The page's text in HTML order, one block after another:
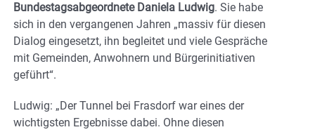
Bundestagsabgeordnete Daniela Ludwig. Sie habe
sich in den vergangenen Jahren „massiv für diesen
Dialog eingesetzt, ihn begleitet und viele Gespräche
mit Gemeinden, Anwohnern und Bürgerinitiativen
geführt“.
Ludwig: „Der Tunnel bei Frasdorf war eines der
wichtigsten Ergebnisse dabei. Ohne diesen